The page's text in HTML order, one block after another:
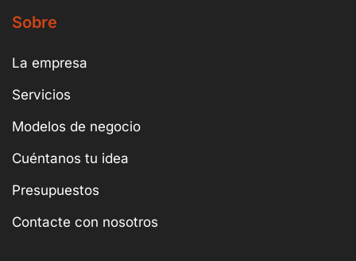
Sobre
La empresa
Servicios
Modelos de negocio
Cuéntanos tu idea
Presupuestos
Contacte con nosotros